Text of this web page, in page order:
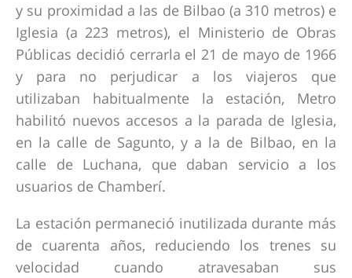
y su proximidad a las de Bilbao (a 310 metros) e
Iglesia (a 223 metros), el Ministerio de Obras
Públicas decidió cerrarla el 21 de mayo de 1966
y para no perjudicar a los viajeros que
utilizaban habitualmente la estación, Metro
habilitó nuevos accesos a la parada de Iglesia,
en la calle de Sagunto, y a la de Bilbao, en la
calle de Luchana, que daban servicio a los
usuarios de Chamberí.
La estación permaneció inutilizada durante más
de cuarenta años, reduciendo los trenes su
velocidad cuando atravesaban sus